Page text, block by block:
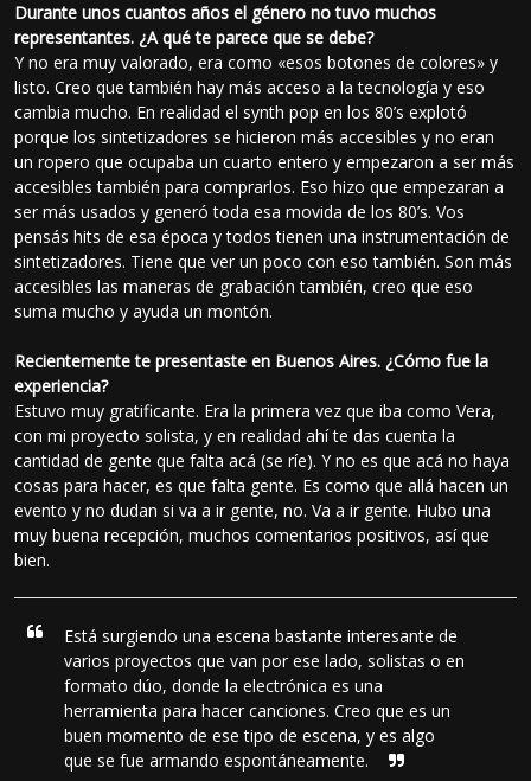
Durante unos cuantos años el género no tuvo muchos
representantes. ¿A qué te parece que se debe?
Y no era muy valorado, era como «esos botones de colores» y
listo. Creo que también hay más acceso a la tecnología y eso
cambia mucho. En realidad el synth pop en los 80’s explotó
porque los sintetizadores se hicieron más accesibles y no eran
un ropero que ocupaba un cuarto entero y empezaron a ser más
accesibles también para comprarlos. Eso hizo que empezaran a
ser más usados y generó toda esa movida de los 80’s. Vos
pensás hits de esa época y todos tienen una instrumentación de
sintetizadores. Tiene que ver un poco con eso también. Son más
accesibles las maneras de grabación también, creo que eso
suma mucho y ayuda un montón.
Recientemente te presentaste en Buenos Aires. ¿Cómo fue la
experiencia?
Estuvo muy gratificante. Era la primera vez que iba como Vera,
con mi proyecto solista, y en realidad ahí te das cuenta la
cantidad de gente que falta acá (se ríe). Y no es que acá no haya
cosas para hacer, es que falta gente. Es como que allá hacen un
evento y no dudan si va a ir gente, no. Va a ir gente. Hubo una
muy buena recepción, muchos comentarios positivos, así que
bien.
Está surgiendo una escena bastante interesante de
varios proyectos que van por ese lado, solistas o en
formato dúo, donde la electrónica es una
herramienta para hacer canciones. Creo que es un
buen momento de ese tipo de escena, y es algo
que se fue armando espontáneamente.